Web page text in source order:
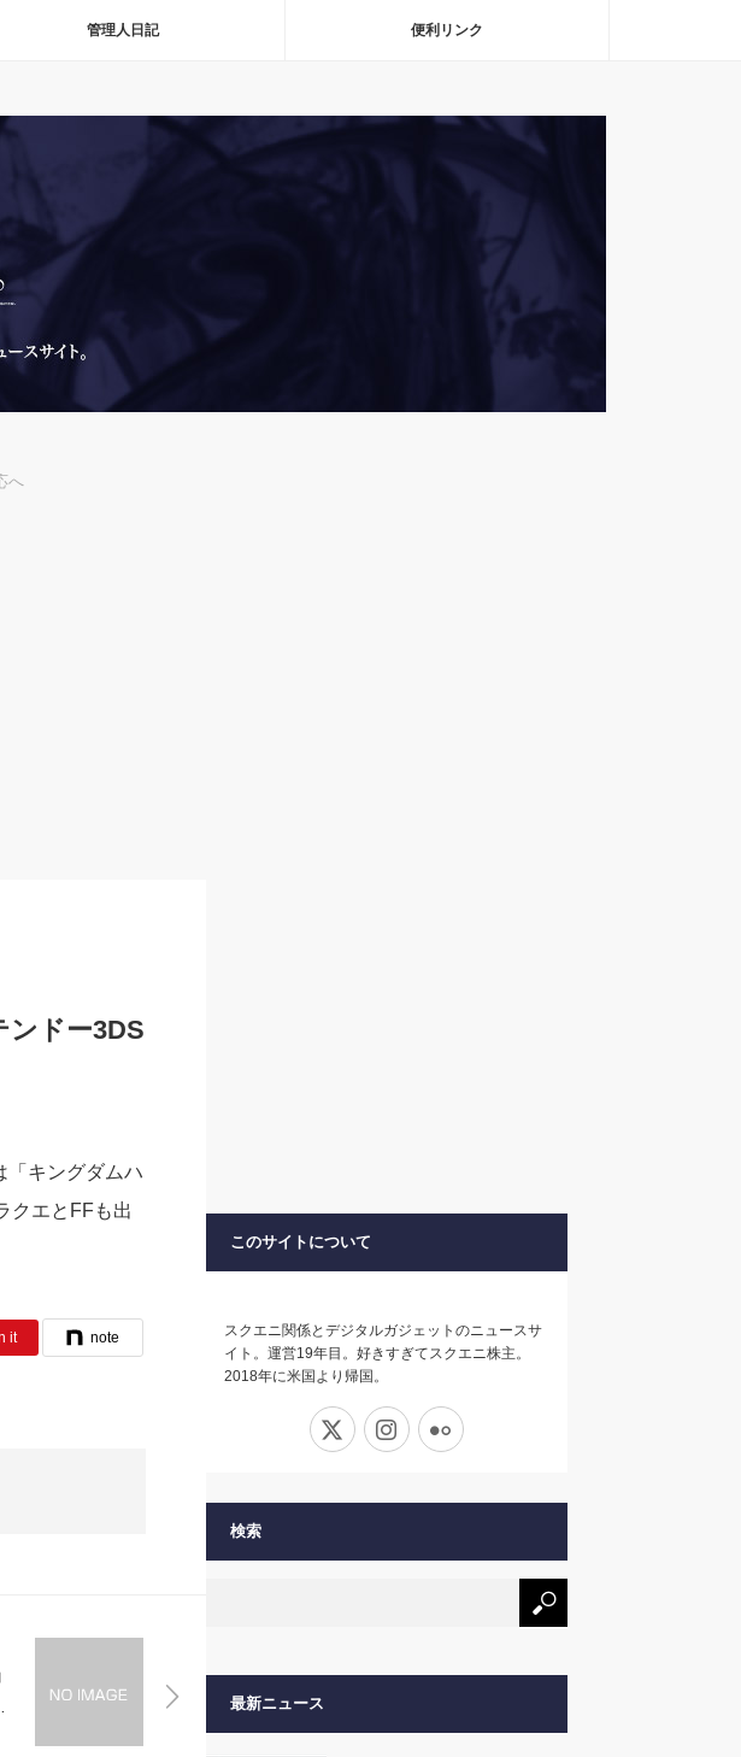
管理人日記 便利リンク
へ
ンドー3DS
「キングダムハ
クエとFFも出
it note
このサイトについて
スクエニ関係とデジタルガジェットのニュースサ
イト。運営19年目。好きすぎてスクエニ株主。
2018年に米国より帰国。
Instagram
検索
最新ニュース